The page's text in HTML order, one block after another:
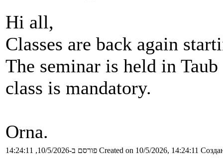
Hi all,
Classes are back again
The seminar is held in
class is mandatory.
Orna.
פורסם ב-10/5/2026, 14:24:11 Created on 10/5/2026, 14:24:11